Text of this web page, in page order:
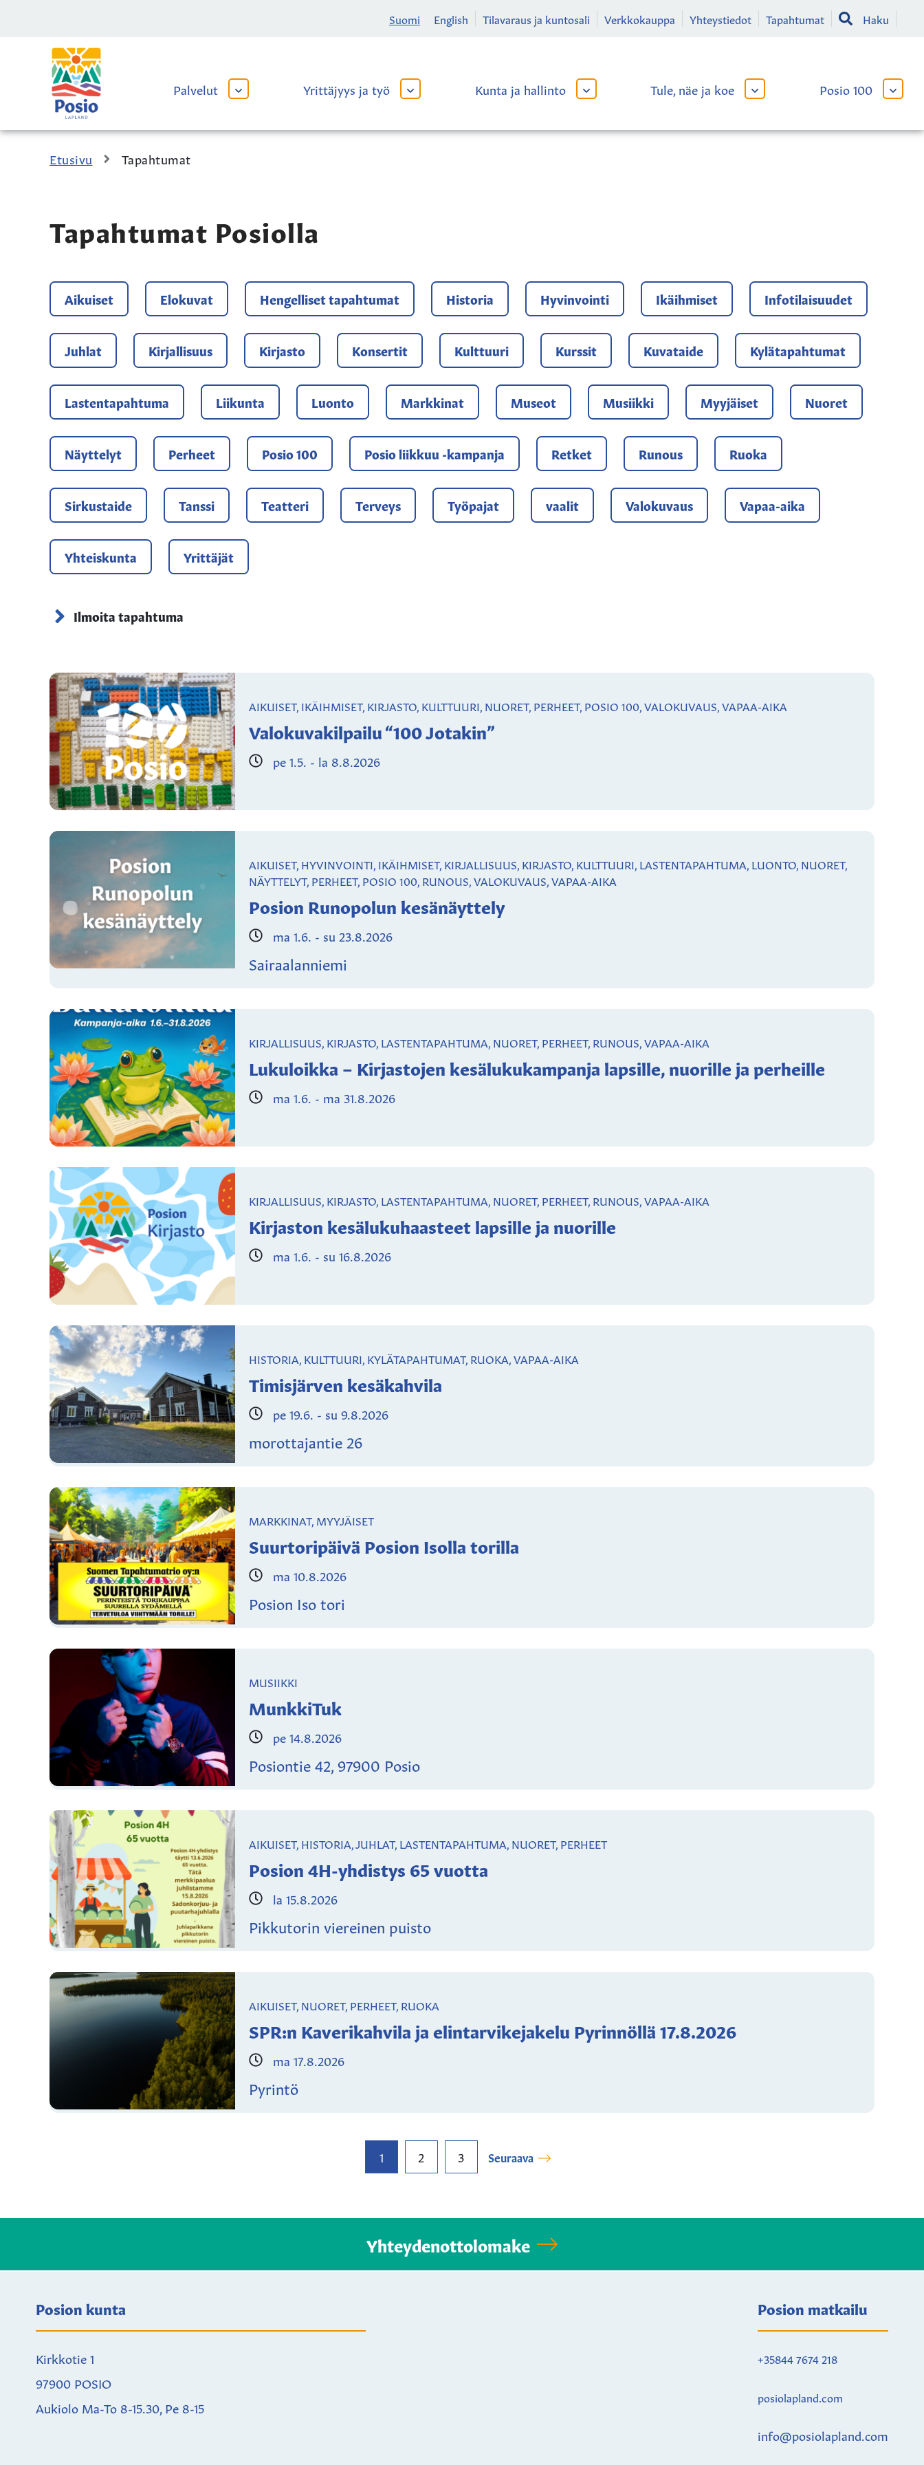
Suomi English Tilavaraus ja kuntosali Verkkokauppa Yhteystiedot Tapahtumat Haku
Kaupungin
logo
Palvelut
AVAA
ALAVALIKKO
Yrittäjyys ja työ
AVAA
ALAVALIKKO
Kunta ja hallinto
AVAA
ALAVALIKKO
Tule, näe ja koe
AVAA
ALAVALIKKO
Posio 100
AVAA
Etusivu Tapahtumat
Tapahtumat Posiolla
Aikuiset Elokuvat Hengelliset tapahtumat Historia Hyvinvointi Ikäihmiset Infotilaisuudet
Juhlat Kirjallisuus Kirjasto Konsertit Kulttuuri Kurssit Kuvataide Kylätapahtumat
Lastentapahtuma Liikunta Luonto Markkinat Museot Musiikki Myyjäiset Nuoret
Näyttelyt Perheet Posio 100 Posio liikkuu -kampanja Retket Runous Ruoka
Sirkustaide Tanssi Teatteri Terveys Työpajat vaalit Valokuvaus Vapaa-aika
Yhteiskunta Yrittäjät
Ilmoita tapahtuma
AIKUISET, IKÄIHMISET, KIRJASTO, KULTTUURI, NUORET, PERHEET, POSIO 100, VALOKUVAUS, VAPAA-AIKA
pe 1.5. - la 8.8.2026
Valokuvakilpailu “100 Jotakin”
AIKUISET, HYVINVOINTI, IKÄIHMISET, KIRJALLISUUS, KIRJASTO, KULTTUURI, LASTENTAPAHTUMA, LUONTO, NUORET,
NÄYTTELYT, PERHEET, POSIO 100, RUNOUS, VALOKUVAUS, VAPAA-AIKA
ma 1.6. - su 23.8.2026
Posion Runopolun kesänäyttely
Sairaalanniemi
KIRJALLISUUS, KIRJASTO, LASTENTAPAHTUMA, NUORET, PERHEET, RUNOUS, VAPAA-AIKA
ma 1.6. - ma 31.8.2026
Lukuloikka – Kirjastojen kesälukukampanja lapsille, nuorille ja perheille
KIRJALLISUUS, KIRJASTO, LASTENTAPAHTUMA, NUORET, PERHEET, RUNOUS, VAPAA-AIKA
ma 1.6. - su 16.8.2026
Kirjaston kesälukuhaasteet lapsille ja nuorille
HISTORIA, KULTTUURI, KYLÄTAPAHTUMAT, RUOKA, VAPAA-AIKA
pe 19.6. - su 9.8.2026
Timisjärven kesäkahvila
morottajantie 26
MARKKINAT, MYYJÄISET
ma 10.8.2026
Suurtoripäivä Posion Isolla torilla
Posion Iso tori
MUSIIKKI
pe 14.8.2026
MunkkiTuk
Posiontie 42, 97900 Posio
AIKUISET, HISTORIA, JUHLAT, LASTENTAPAHTUMA, NUORET, PERHEET
la 15.8.2026
Posion 4H-yhdistys 65 vuotta
Pikkutorin viereinen puisto
AIKUISET, NUORET, PERHEET, RUOKA
ma 17.8.2026
SPR:n Kaverikahvila ja elintarvikejakelu Pyrinnöllä 17.8.2026
Pyrintö
1 2 3 Seuraava
Yhteydenottolomake
Posion kunta
Kirkkotie 1
97900 POSIO
Aukiolo Ma-To 8-15.30, Pe 8-15
Posion matkailu
+35844 7674 218
posiolapland.com
info@posiolapland.com